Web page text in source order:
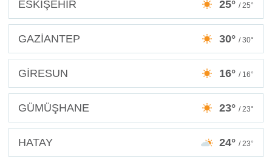
ESKİŞEHİR 25° / 25°
GAZİANTEP 30° / 30°
GİRESUN 16° / 16°
GÜMÜŞHANE 23° / 23°
HATAY 24° / 23°